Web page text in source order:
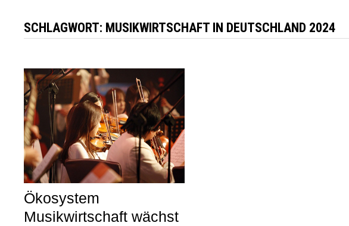
SCHLAGWORT: MUSIKWIRTSCHAFT IN DEUTSCHLAND 2024
Ökosystem
Musikwirtschaft wächst